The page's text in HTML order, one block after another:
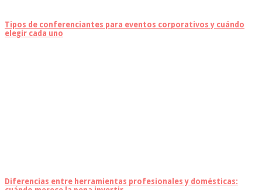
Tipos de conferenciantes para eventos corporativos y cuándo
elegir cada uno
Diferencias entre herramientas profesionales y domésticas: